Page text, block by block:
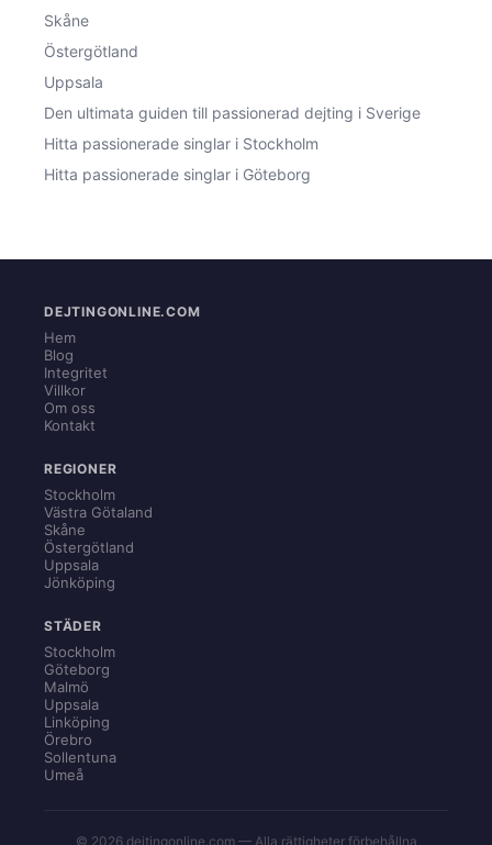
Skåne
Östergötland
Uppsala
Den ultimata guiden till passionerad dejting i Sverige
Hitta passionerade singlar i Stockholm
Hitta passionerade singlar i Göteborg
DEJTINGONLINE.COM
Hem
Blog
Integritet
Villkor
Om oss
Kontakt
REGIONER
Stockholm
Västra Götaland
Skåne
Östergötland
Uppsala
Jönköping
STÄDER
Stockholm
Göteborg
Malmö
Uppsala
Linköping
Örebro
Sollentuna
Umeå
© 2026 dejtingonline.com — Alla rättigheter förbehållna